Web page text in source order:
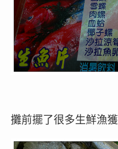
攤前擺了很多生鮮漁獲